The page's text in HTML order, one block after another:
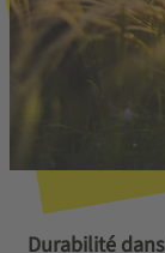
Durabilité